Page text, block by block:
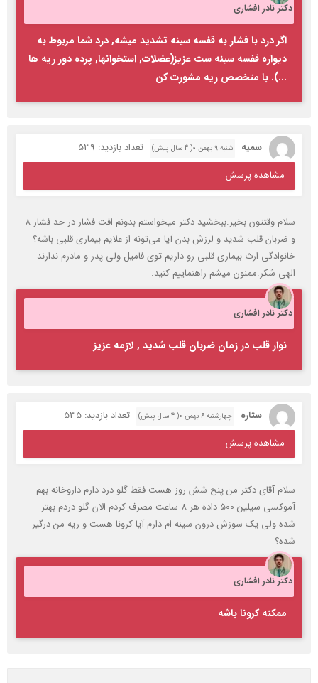
دکتر نادر افشاری
اگر درد با فشار به قفسه سینه تشدید میشه, درد شما مربوط به
دیواره قفسه سینه ست عزیز(عضلات, استخوانها, پرده دور ریه ها
...). با متخصص ریه مشورت کن
سمیه شنبه ۹ بهمن ۰( 4 سال پیش)
تعداد بازدید: 539
مشاهده پرسش
سلام وقتتون بخیر.ببخشید دکتر میخواستم بدونم افت فشار در حد فشار ۸
و ضربان قلب شدید و لرزش بدن آیا می‌تونه از علایم بیماری قلبی باشه؟
خانوادگی ارث بیماری قلبی رو داریم توی فامیل ولی پدر و مادرم ندارند
الهی شکر.ممنون میشم راهنماییم کنید.
دکتر نادر افشاری
نوار قلب در زمان ضربان قلب شدید , لازمه عزیز
ستاره چهارشنبه ۶ بهمن ۰( 4 سال پیش)
تعداد بازدید: 535
مشاهده پرسش
سلام آقای دکتر من پنج شش روز هست فقط گلو درد دارم داروخانه بهم
آموکسی سیلین 500 داده هر 8 ساعت مصرف کردم الان گلو دردم بهتر
شده ولی یک سوزش درون سینه ام دارم آیا کرونا هست و ریه من درگیر
شده؟
دکتر نادر افشاری
ممکنه کرونا باشه